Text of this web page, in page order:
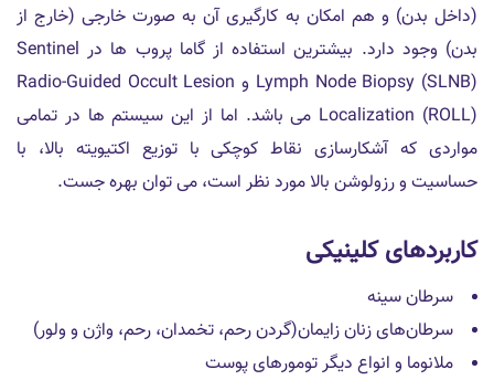
(داخل بدن) و هم امکان به کارگیری آن به صورت خارجی (خارج از
بدن) وجود دارد. بیشترین استفاده از گاما پروب ها در Sentinel
Lymph Node Biopsy (SLNB) و Radio-Guided Occult Lesion
Localization (ROLL) می باشد. اما از این سیستم ها در تمامی
مواردی که آشکارسازی نقاط کوچکی با توزیع اکتیویته بالا، با
حساسیت و رزولوشن بالا مورد نظر است، می توان بهره جست.
کاربردهای کلینیکی
سرطان سینه
سرطان‌های زنان زایمان(گردن رحم، تخمدان، رحم، واژن و ولور)
ملانوما و انواع دیگر تومورهای پوست